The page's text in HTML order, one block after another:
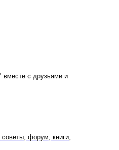
с друзьями и
форум, книги,